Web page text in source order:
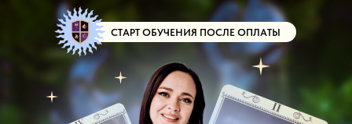
СТАРТ ОБУЧЕНИЯ ПОСЛЕ ОПЛАТЫ